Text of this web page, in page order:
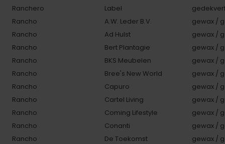
Ranchero
Label
Rancho
A.W. Leder B.V.
gewax /
Rancho
Ad Hulst
gewax /
Rancho
Bert Plantagie
gewax /
Rancho
BKS Meubelen
gewax /
Rancho
Bree's New World
gewax /
Rancho
Capuro
gewax /
Rancho
Cartel Living
gewax /
Rancho
Coming Lifestyle
gewax /
Rancho
Conanti
gewax /
Rancho
De Toekomst
gewax /